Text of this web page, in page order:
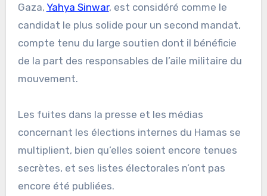
Gaza, Yahya Sinwar, est considéré comme le
candidat le plus solide pour un second mandat,
compte tenu du large soutien dont il bénéficie
de la part des responsables de l’aile militaire du
mouvement.
Les fuites dans la presse et les médias
concernant les élections internes du Hamas se
multiplient, bien qu’elles soient encore tenues
secrètes, et ses listes électorales n’ont pas
encore été publiées.